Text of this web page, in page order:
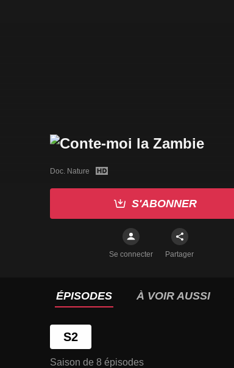
Doc. Nature
S'ABONNER
Se connecter Partager
ÉPISODES À VOIR AUSSI
S2
Saison de 8 épisodes